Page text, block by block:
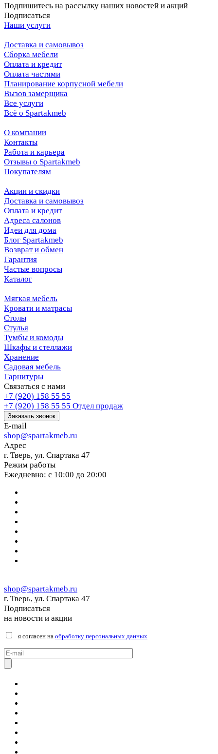
Подпишитесь на рассылку наших новостей и акций
Подписаться
Наши услуги
Доставка и самовывоз
Сборка мебели
Оплата и кредит
Оплата частями
Планирование корпусной мебели
Вызов замерщика
Все услуги
Всё о Spartakmeb
О компании
Контакты
Работа и карьера
Отзывы о Spartakmeb
Покупателям
Акции и скидки
Доставка и самовывоз
Оплата и кредит
Адреса салонов
Идеи для дома
Блог Spartakmeb
Возврат и обмен
Гарантия
Частые вопросы
Каталог
Мягкая мебель
Кровати и матрасы
Столы
Стулья
Тумбы и комоды
Шкафы и стеллажи
Хранение
Садовая мебель
Гарнитуры
Связаться с нами
+7 (920) 158 55 55
+7 (920) 158 55 55 Отдел продаж
Заказать звонок
E-mail
shop@spartakmeb.ru
Адрес
г. Тверь, ул. Спартака 47
Режим работы
Ежедневно: с 10:00 до 20:00
shop@spartakmeb.ru
г. Тверь, ул. Спартака 47
Подписаться
на новости и акции
я согласен на обработку персональных данных